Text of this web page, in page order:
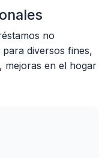
no
diversos fines,
mejoras en el hogar